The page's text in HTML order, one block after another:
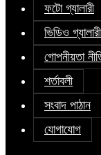
ফটো গ্যালারী
ভিডিও গ্যালারী
গোপনীয়তা
শর্তাবলী
সংবাদ পাঠান
যোগাযোগ